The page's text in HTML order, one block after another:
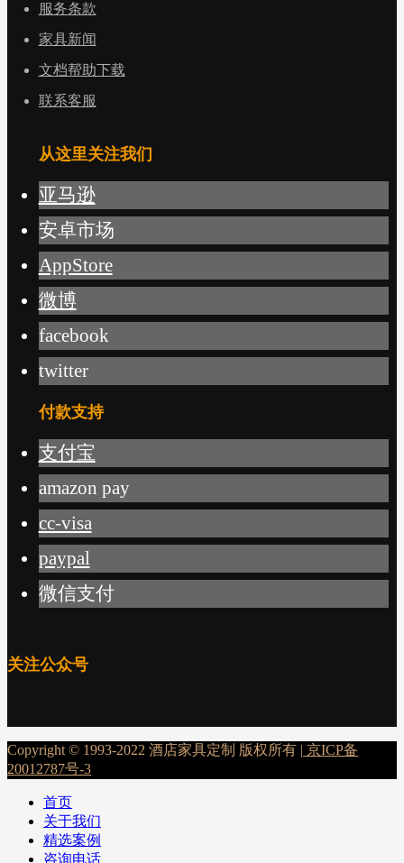
服务条款
家具新闻
文档帮助下载
联系客服
从这里关注我们
亚马逊
安卓市场
AppStore
微博
facebook
twitter
付款支持
支付宝
amazon pay
cc-visa
paypal
微信支付
关注公众号
Copyright © 1993-2022 酒店家具定制 版权所有 | 京ICP备
20012787号-3
首页
关于我们
精选案例
咨询电话